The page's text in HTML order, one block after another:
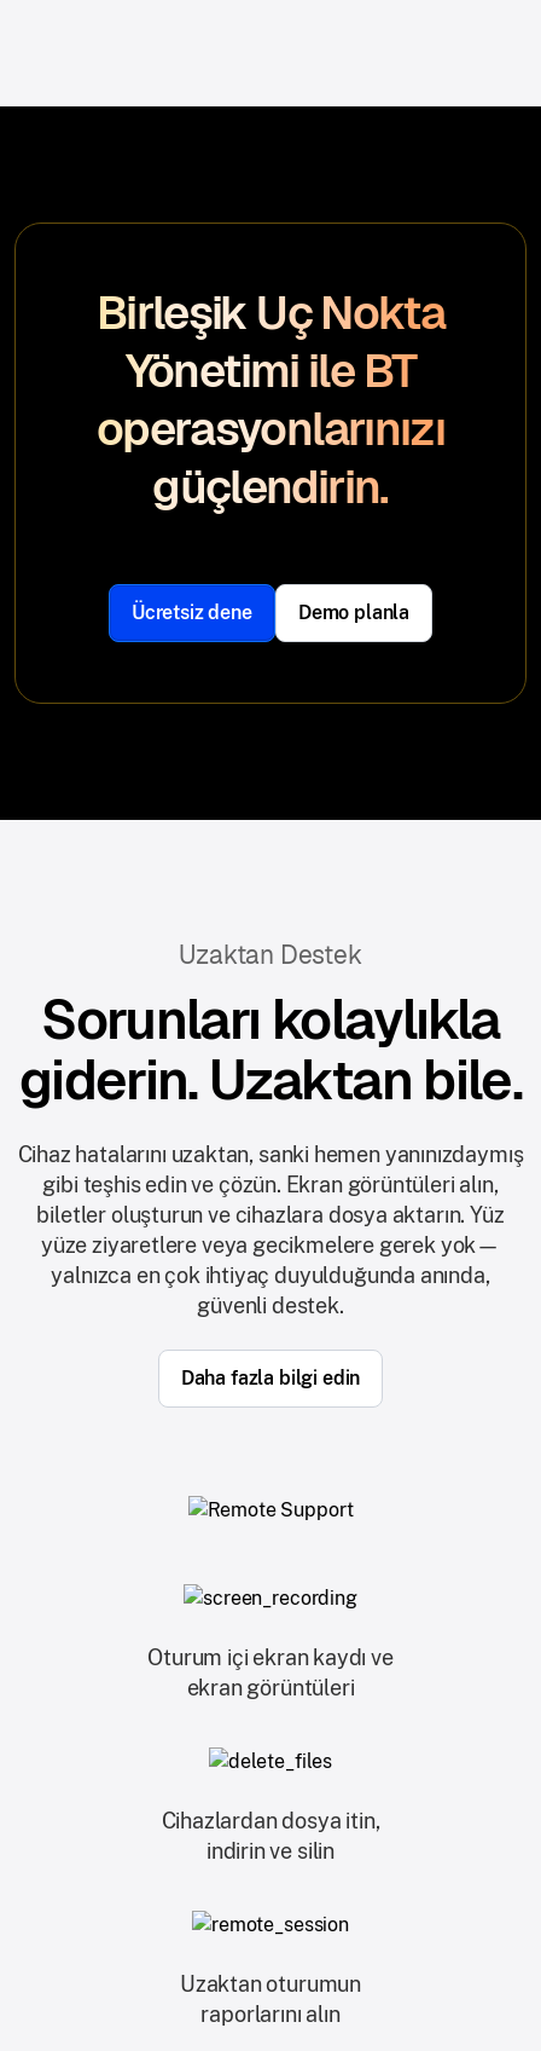
Birleşik Uç Nokta
Yönetimi ile BT
operasyonlarınızı
güçlendirin.
Ücretsiz dene Demo planla
Uzaktan Destek
Sorunları kolaylıkla
giderin. Uzaktan bile.
Cihaz hatalarını uzaktan, sanki hemen yanınızdaymış
gibi teşhis edin ve çözün. Ekran görüntüleri alın,
biletler oluşturun ve cihazlara dosya aktarın. Yüz
yüze ziyaretlere veya gecikmelere gerek yok—
yalnızca en çok ihtiyaç duyulduğunda anında,
güvenli destek.
Daha fazla bilgi edin
Oturum içi ekran kaydı ve
ekran görüntüleri
Cihazlardan dosya itin,
indirin ve silin
Uzaktan oturumun
raporlarını alın